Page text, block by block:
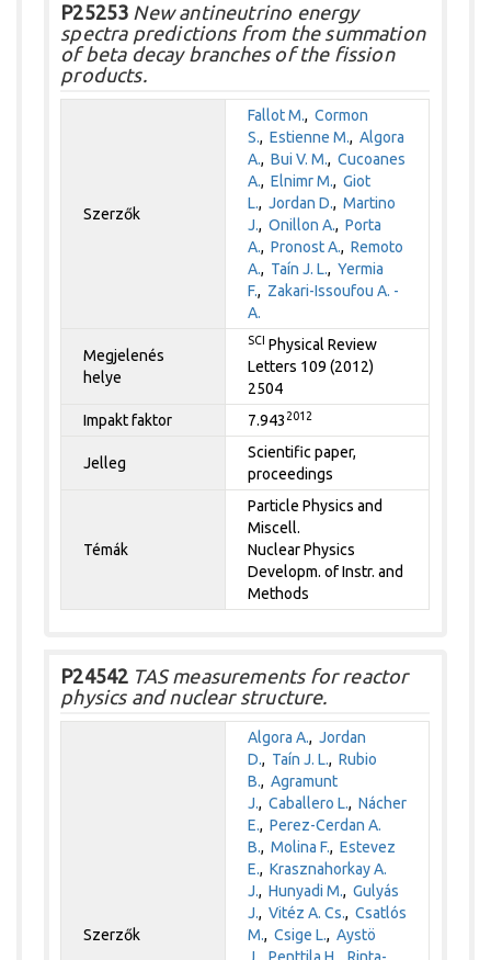
P25253 New antineutrino energy
spectra predictions from the summation
of beta decay branches of the fission
products.
Szerzők
Fallot M.,Cormon
S.,Estienne M.,Algora
A.,Bui V. M.,Cucoanes
A.,Elnimr M.,Giot
L.,Jordan D.,Martino
J.,Onillon A.,Porta
A.,Pronost A.,Remoto
A., Taín J. L.,Yermia
F., Zakari-Issoufou A. -
A.
Megjelenés
helye
SCI Physical Review
Letters 109 (2012)
2504
Impakt faktor
7.943 2012
Jelleg
Scientific paper,
proceedings
Témák
Particle Physics and
Miscell.
Nuclear Physics
Developm. of Instr. and
Methods
P24542 TAS measurements for reactor
physics and nuclear structure.
Szerzők
Algora A.,Jordan
D., Taín J. L.,Rubio
B.,Agramunt
J.,Caballero L.,Nácher
E.,Perez-Cerdan A.
B.,Molina F.,Estevez
E.,Krasznahorkay A.
J.,Hunyadi M.,Gulyás
J.,Vitéz A. Cs.,Csatlós
M.,Csige L.,Aystö